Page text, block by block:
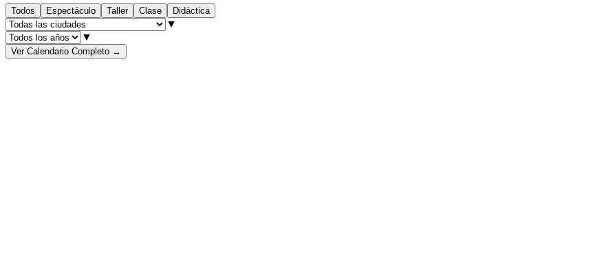
Todos Espectáculo Taller Clase Didáctica
▼
▼
Ver Calendario Completo →